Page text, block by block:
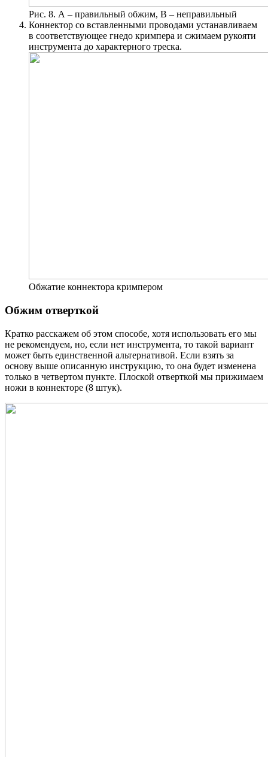
Рис. 8. А – правильный обжим, В – неправильный
Коннектор со вставленными проводами устанавливаем
в соответствующее гнедо кримпера и сжимаем рукояти
инструмента до характерного треска.
Обжатие коннектора кримпером
Обжим отверткой
Кратко расскажем об этом способе, хотя использовать его мы
не рекомендуем, но, если нет инструмента, то такой вариант
может быть единственной альтернативой. Если взять за
основу выше описанную инструкцию, то она будет изменена
только в четвертом пункте. Плоской отверткой мы прижимаем
ножи в коннекторе (8 штук).